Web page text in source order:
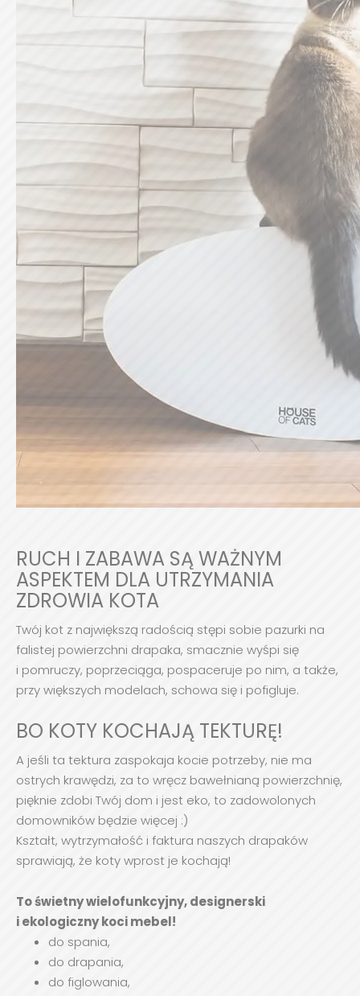
RUCH I ZABAWA SĄ WAŻNYM
ASPEKTEM DLA UTRZYMANIA
ZDROWIA KOTA
Twój kot z największą radością stępi sobie pazurki na
falistej powierzchni drapaka, smacznie wyśpi się
i pomruczy, poprzeciąga, pospaceruje po nim, a także,
przy większych modelach, schowa się i pofigluje.
BO KOTY KOCHAJĄ TEKTURĘ!
A jeśli ta tektura zaspokaja kocie potrzeby, nie ma
ostrych krawędzi, za to wręcz bawełnianą powierzchnię,
pięknie zdobi Twój dom i jest eko, to zadowolonych
domowników będzie więcej :)
Kształt, wytrzymałość i faktura naszych drapaków
sprawiają, że koty wprost je kochają!
To świetny wielofunkcyjny, designerski
i ekologiczny koci mebel!
do spania,
do drapania,
do figlowania,